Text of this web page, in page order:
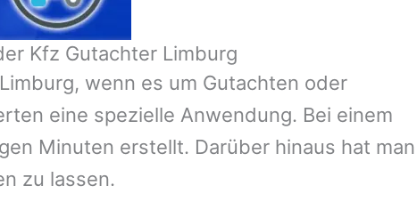
Kfz Gutachter Limburg
Limburg, wenn es um Gutachten oder
eine spezielle Anwendung. Bei einem
Minuten erstellt. Darüber hinaus hat man
zu lassen.